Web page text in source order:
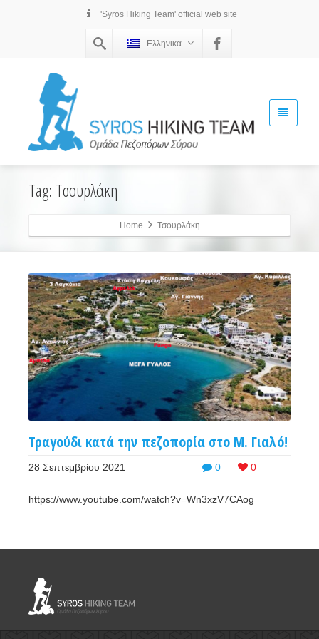
'Syros Hiking Team' official web site
Ελληνικα
Tag: Τσουρλάκη
Home Τσουρλάκη
Τραγούδι κατά την πεζοπορία στο Μ. Γιαλό!
0 0
28 Σεπτεμβρίου 2021
https://www.youtube.com/watch?v=Wn3xzV7CAog